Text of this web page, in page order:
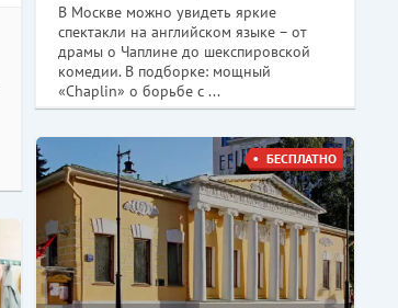
В Москве можно увидеть яркие
спектакли на английском языке – от
драмы о Чаплине до шекспировской
комедии. В подборке: мощный
«Chaplin» о борьбе с ...
БЕСПЛАТНО